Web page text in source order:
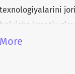
texnologiyalarini
bo‘yicha kreativ
materiallaridan
More